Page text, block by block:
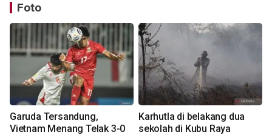
Foto
Garuda Tersandung,
Vietnam Menang Telak 3-0
Karhutla di belakang dua
sekolah di Kubu Raya